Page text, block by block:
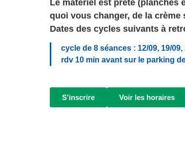
Le matériel est prêté (planches
quoi vous changer, de la
Dates des cycles suivants à
cycle de 8 séances : 12/09, 19/09,
rdv 10 min avant sur le parking
S'inscrire Voir les horaires